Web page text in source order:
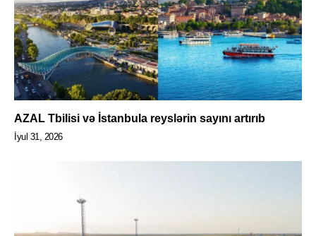
AZAL Tbilisi və İstanbula reyslərin sayını artırıb
İyul 31, 2026